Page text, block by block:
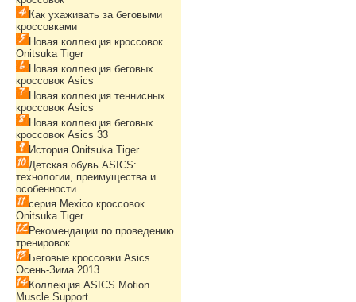
Как ухаживать за беговыми
кроссовками
Новая коллекция кроссовок
Onitsuka Tiger
Новая коллекция беговых
кроссовок Asics
Новая коллекция теннисных
кроссовок Asics
Новая коллекция беговых
кроссовок Asics 33
История Onitsuka Tiger
Детская обувь ASICS:
технологии, преимущества и
особенности
серия Mexico кроссовок
Onitsuka Tiger
Рекомендации по проведению
тренировок
Беговые кроссовки Asics
Осень-Зима 2013
Коллекция ASICS Motion
Muscle Support